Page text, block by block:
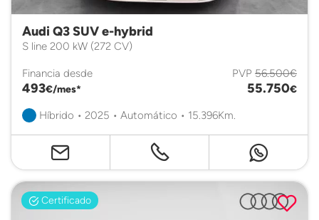
Audi Q3 SUV e-hybrid
S line 200 kW (272 CV)
Financia desde
493€/mes*
PVP 56.500€
55.750€
Híbrido • 2025 • Automático • 15.396Km.
Certificado